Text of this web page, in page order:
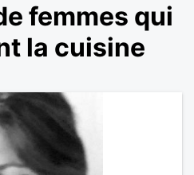
femmes qui
la cuisine